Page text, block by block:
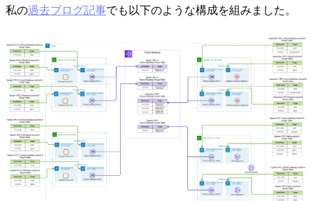
私の過去ブログ記事でも以下のような構成を組みました。